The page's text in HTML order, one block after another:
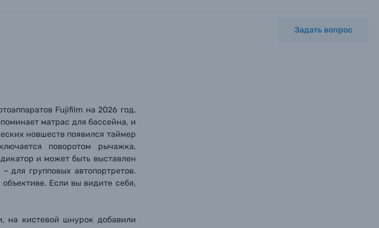
Задать вопрос
Fujifilm на 2026 год.
матрас для бассейна, и
новшеств появился таймер
поворотом рычажка,
и может быть выставлен
для групповых автопортретов.
Если вы видите себя,
на кистевой шнурок добавили